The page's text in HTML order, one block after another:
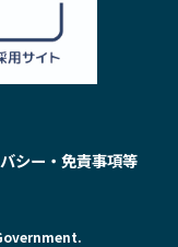
シー・免責事項等